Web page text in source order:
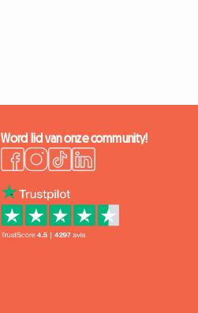
Word lid van onze community!